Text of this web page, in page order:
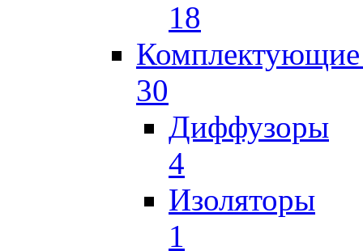
18
Комплектующие
30
Диффузоры
4
Изоляторы
1